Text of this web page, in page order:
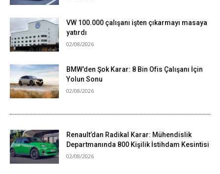
VW 100.000 çalışanı işten çıkarmayı masaya
yatırdı
02/08/2026
BMW’den Şok Karar: 8 Bin Ofis Çalışanı İçin
Yolun Sonu
02/08/2026
Renault’dan Radikal Karar: Mühendislik
Departmanında 800 Kişilik İstihdam Kesintisi
02/08/2026